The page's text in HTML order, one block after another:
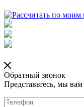
Обратный звонок
Представьтесь, мы